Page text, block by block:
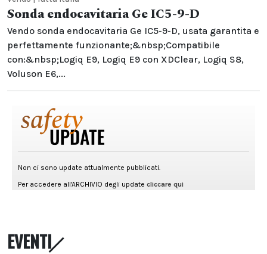
Sonda endocavitaria Ge IC5-9-D
Vendo sonda endocavitaria Ge IC5-9-D, usata garantita e
perfettamente funzionante;&nbsp;Compatibile
con:&nbsp;Logiq E9, Logiq E9 con XDClear, Logiq S8,
Voluson E6,...
EVENTI